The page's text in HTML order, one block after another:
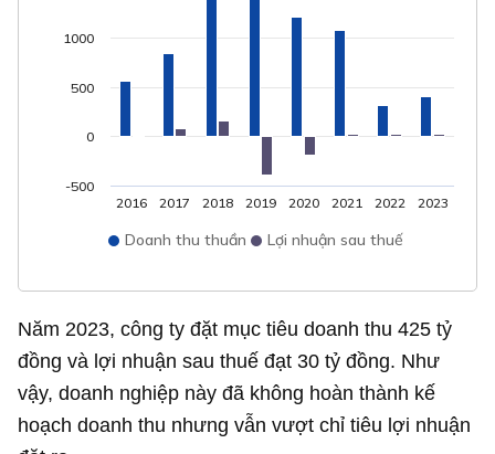
Doanh thu thuần Lợi nhuận sau thuế
2016 2017 2018 2019 2020 2021 2022 2023
-500
0
500
1000
Năm 2023, công ty đặt mục tiêu doanh thu425 tỷ
đồng và lợi nhuận sau thuế đạt 30 tỷ đồng. Như
vậy, doanh nghiệp này đã không hoàn thành kế
hoạch doanh thu nhưng vẫn vượt chỉ tiêu lợi nhuận